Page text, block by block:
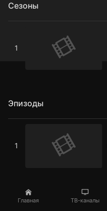
Главная ТВ-каналы
Сезоны
1
Эпизоды
1